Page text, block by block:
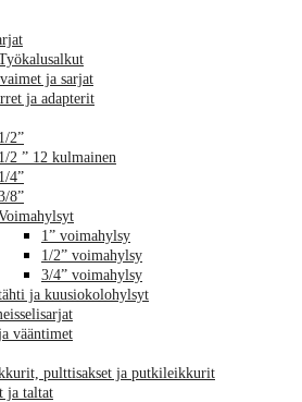
ja sarjat
ja adapterit
1/2”
1/2 ” 12 kulmainen
1/4”
8”
1” voimahylsy
1/2” voimahylsy
3/4” voimahylsy
ja kuusiokolohylsyt
vääntimet
pulttisakset ja putkileikkurit
ja taltat